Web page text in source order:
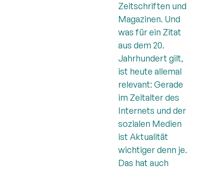
Zeitschriften und
Magazinen. Und
was für ein Zitat
aus dem 20.
Jahrhundert gilt,
ist heute allemal
relevant: Gerade
im Zeitalter des
Internets und der
sozialen Medien
ist Aktualität
wichtiger denn je.
Das hat auch